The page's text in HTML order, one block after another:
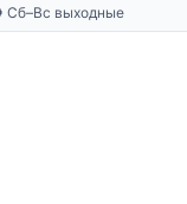
Сб–Вс выходные